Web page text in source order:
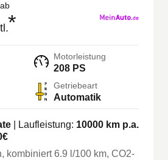
*
Motorleistung
208 PS
Getriebeart
Automatik
| Laufleistung: 10000 km p.a.
€
kombiniert6.9 l/100 km, CO2-